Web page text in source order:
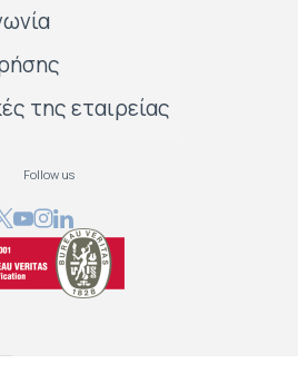
της εταιρείας
Follow us